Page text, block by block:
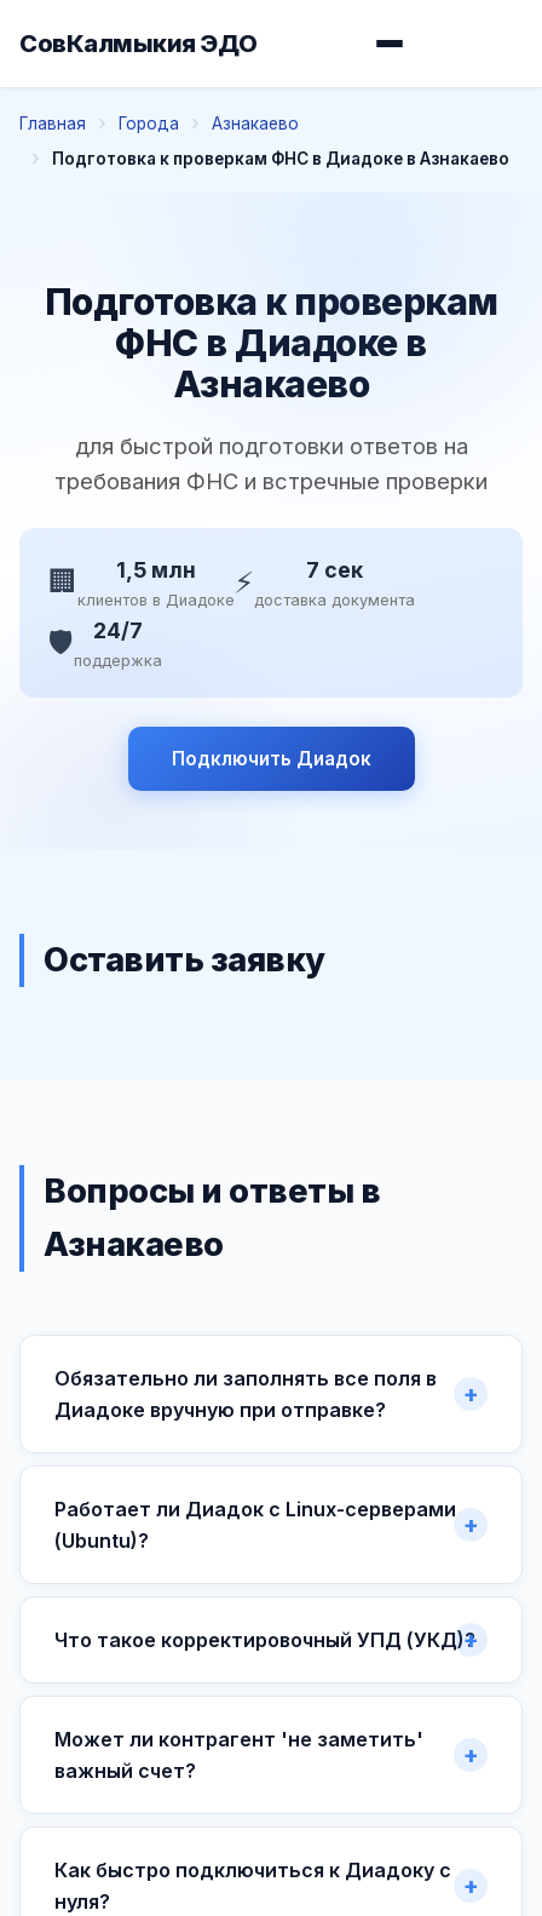
СовКалмыкия ЭДО
Главная Города
Азнакаево
Подготовка к проверкам ФНС в Диадоке в Азнакаево
Подготовка к проверкам
ФНС в Диадоке в
Азнакаево
для быстрой подготовки ответов на
требования ФНС и встречные проверки
🏢 1,5 млн
клиентов в Диадоке⚡ 7 сек
доставка документа
🛡️ 24/7
поддержка
Подключить Диадок
Оставить заявку
Вопросы и ответы в
Азнакаево
Обязательно ли заполнять все поля в
Диадоке вручную при отправке?
Работает ли Диадок с Linux-серверами
(Ubuntu)?
Что такое корректировочный УПД (УКД)?
Может ли контрагент 'не заметить'
важный счет?
Как быстро подключиться к Диадоку с
нуля?